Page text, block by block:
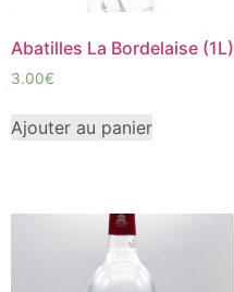
Abatilles La Bordelaise (1L)
3.00€
Ajouter au panier